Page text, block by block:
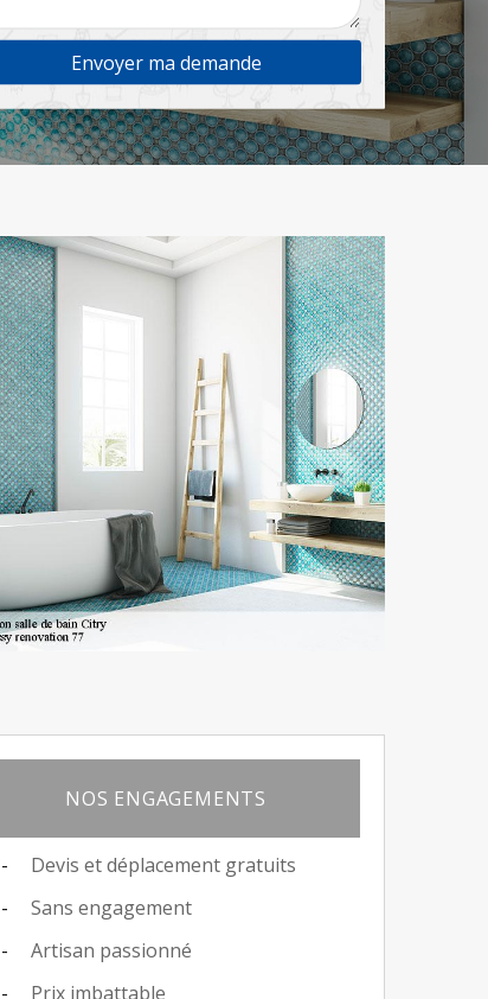
NOS ENGAGEMENTS
Devis et déplacement gratuits
Sans engagement
Artisan passionné
Prix imbattable